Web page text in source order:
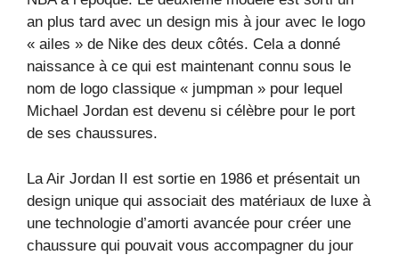
an plus tard avec un design mis à jour avec le logo
« ailes » de Nike des deux côtés. Cela a donné
naissance à ce qui est maintenant connu sous le
nom de logo classique « jumpman » pour lequel
Michael Jordan est devenu si célèbre pour le port
de ses chaussures.
La Air Jordan II est sortie en 1986 et présentait un
design unique qui associait des matériaux de luxe à
une technologie d’amorti avancée pour créer une
chaussure qui pouvait vous accompagner du jour